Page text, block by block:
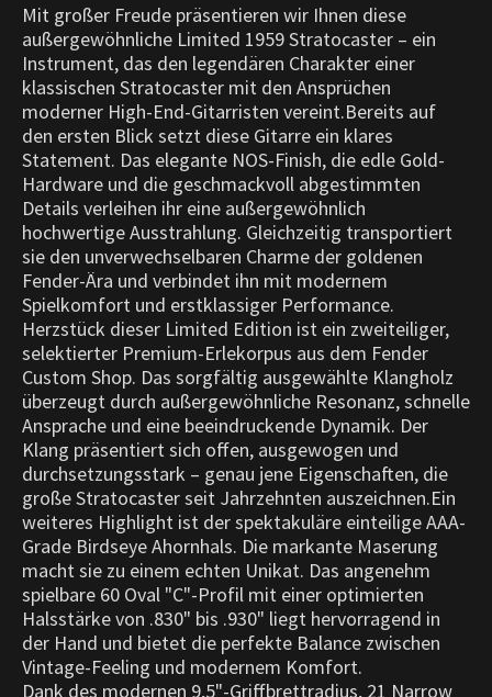
Mit großer Freude präsentieren wir Ihnen diese
außergewöhnliche Limited 1959 Stratocaster – ein
Instrument, das den legendären Charakter einer
klassischen Stratocaster mit den Ansprüchen
moderner High-End-Gitarristen vereint.Bereits auf
den ersten Blick setzt diese Gitarre ein klares
Statement. Das elegante NOS-Finish, die edle Gold-
Hardware und die geschmackvoll abgestimmten
Details verleihen ihr eine außergewöhnlich
hochwertige Ausstrahlung. Gleichzeitig transportiert
sie den unverwechselbaren Charme der goldenen
Fender-Ära und verbindet ihn mit modernem
Spielkomfort und erstklassiger Performance.
Herzstück dieser Limited Edition ist ein zweiteiliger,
selektierter Premium-Erlekorpus aus dem Fender
Custom Shop. Das sorgfältig ausgewählte Klangholz
überzeugt durch außergewöhnliche Resonanz, schnelle
Ansprache und eine beeindruckende Dynamik. Der
Klang präsentiert sich offen, ausgewogen und
durchsetzungsstark – genau jene Eigenschaften, die
große Stratocaster seit Jahrzehnten auszeichnen.Ein
weiteres Highlight ist der spektakuläre einteilige AAA-
Grade Birdseye Ahornhals. Die markante Maserung
macht sie zu einem echten Unikat. Das angenehm
spielbare 60 Oval "C"-Profil mit einer optimierten
Halsstärke von .830" bis .930" liegt hervorragend in
der Hand und bietet die perfekte Balance zwischen
Vintage-Feeling und modernem Komfort.
Dank des modernen 9,5"-Griffbrettradius, 21 Narrow